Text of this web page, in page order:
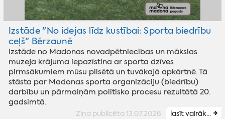
Izstāde "No idejas līdz kustībai: Sporta biedrību
ceļš" Bērzaunē
Izstāde no Madonas novadpētniecības un mākslas
muzeja krājuma iepazīstina ar sporta dzīves
pirmsākumiem mūsu pilsētā un tuvākajā apkārtnē. Tā
stāsta par Madonas sporta organizāciju (biedrību)
darbību un pārmaiņām politisko procesu rezultātā 20.
gadsimtā.
Ziņa publicēta 13.07.2026 lasīt vairāk...